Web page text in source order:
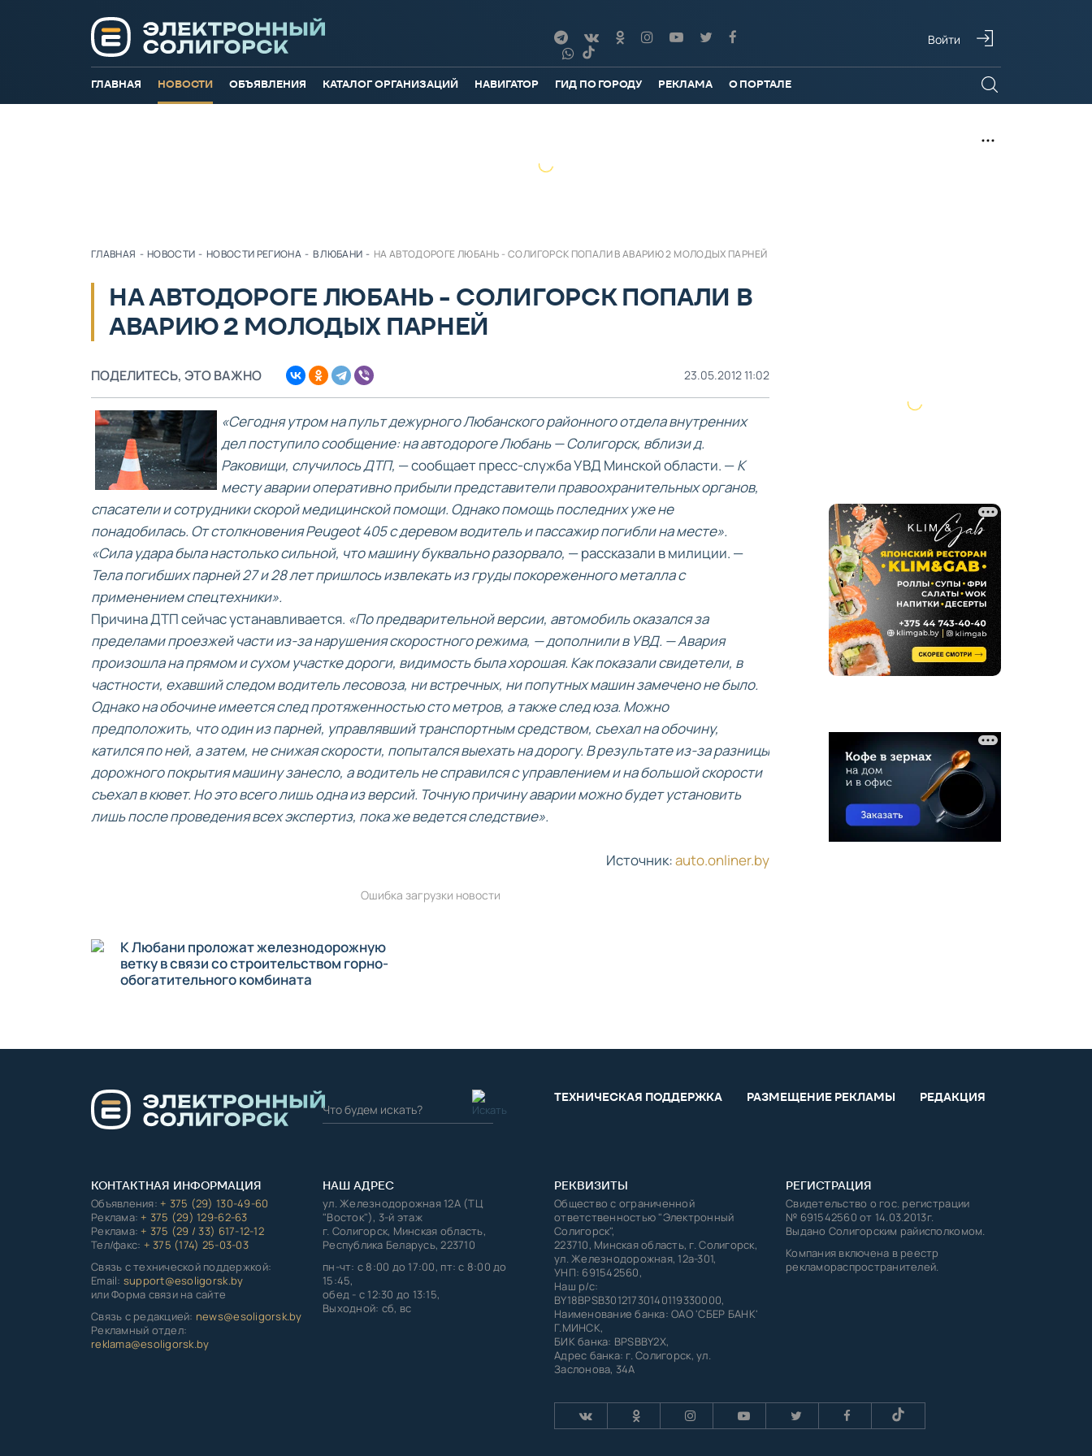
Войти
ГЛАВНАЯ НОВОСТИ ОБЪЯВЛЕНИЯ КАТАЛОГ ОРГАНИЗАЦИЙ НАВИГАТОР ГИД ПО ГОРОДУ РЕКЛАМА О ПОРТАЛЕ
ГЛАВНАЯ - НОВОСТИ - НОВОСТИ РЕГИОНА - В ЛЮБАНИ - НА АВТОДОРОГЕ ЛЮБАНЬ - СОЛИГОРСК ПОПАЛИ В АВАРИЮ 2 МОЛОДЫХ ПАРНЕЙ
НА АВТОДОРОГЕ ЛЮБАНЬ - СОЛИГОРСК ПОПАЛИ В
АВАРИЮ 2 МОЛОДЫХ ПАРНЕЙ
ПОДЕЛИТЕСЬ, ЭТО ВАЖНО 23.05.2012 11:02
«Сегодня утром на пульт дежурного Любанского районного отдела внутренних
дел поступило сообщение: на автодороге Любань — Солигорск, вблизи д.
Раковищи, случилось ДТП, — сообщает пресс-служба УВД Минской области. —К
месту аварии оперативно прибыли представители правоохранительных органов,
спасатели и сотрудники скорой медицинской помощи. Однако помощь последних уже не
понадобилась. От столкновения Peugeot 405 с деревом водитель и пассажир погибли на месте».
«Сила удара была настолько сильной, что машину буквально разорвало, — рассказали в милиции. —
Тела погибших парней 27 и 28 лет пришлось извлекать из груды покореженного металла с
применением спецтехники».
Причина ДТП сейчас устанавливается. «По предварительной версии, автомобиль оказался за
пределами проезжей части из-за нарушения скоростного режима, — дополнили в УВД. — Авария
произошла на прямом и сухом участке дороги, видимость была хорошая. Как показали свидетели, в
частности, ехавший следом водитель лесовоза, ни встречных, ни попутных машин замечено не было.
Однако на обочине имеется след протяженностью сто метров, а также след юза. Можно
предположить, что один из парней, управлявший транспортным средством, съехал на обочину,
катился по ней, а затем, не снижая скорости, попытался выехать на дорогу. В результате из-за разницы
дорожного покрытия машину занесло, а водитель не справился с управлением и на большой скорости
съехал в кювет. Но это всего лишь одна из версий. Точную причину аварии можно будет установить
лишь после проведения всех экспертиз, пока же ведется следствие».
Источник:auto.onliner.by
Ошибка загрузки новости
К Любани проложат железнодорожную
ветку в связи со строительством горно-
обогатительного комбината
ТЕХНИЧЕСКАЯ ПОДДЕРЖКА РАЗМЕЩЕНИЕ РЕКЛАМЫ РЕДАКЦИЯ
КОНТАКТНАЯ ИНФОРМАЦИЯ
Объявления:+ 375 (29) 130-49-60
Реклама:+ 375 (29) 129-62-63
Реклама:+ 375 (29 / 33) 617-12-12
Тел/факс: + 375 (174) 25-03-03
Связь с технической поддержкой:
Email: support@esoligorsk.by
или Форма связи на сайте
Связь с редакцией: news@esoligorsk.by
Рекламный отдел:
reklama@esoligorsk.by
НАШ АДРЕС
ул. Железнодорожная 12А (ТЦ
"Восток"), 3-й этаж
г. Солигорск, Минская область,
Республика Беларусь, 223710
пн-чт: с 8:00 до 17:00, пт: с 8:00 до
15:45,
обед - с 12:30 до 13:15,
Выходной: сб, вс
РЕКВИЗИТЫ
Общество с ограниченной
ответственностью "Электронный
Солигорск",
223710, Минская область, г. Солигорск,
ул. Железнодорожная, 12а-301,
УНП: 691542560,
Наш р/с:
BY18BPSB30121730140119330000,
Наименование банка: ОАО 'СБЕР БАНК'
Г.МИНСК,
БИК банка: BPSBBY2X,
Адрес банка: г. Солигорск, ул.
Заслонова, 34А
РЕГИСТРАЦИЯ
Свидетельство о гос. регистрации
№ 691542560 от 14.03.2013г.
Выдано Солигорским райисполкомом.
Компания включена в реестр
рекламораспространителей.